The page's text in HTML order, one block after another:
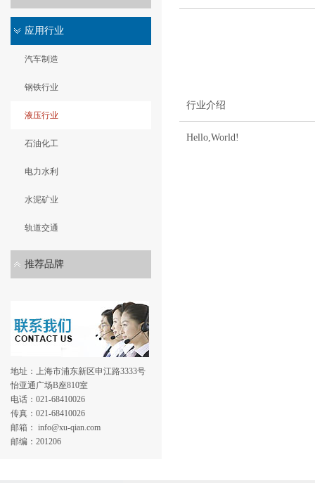
应用行业
汽车制造
钢铁行业
液压行业
石油化工
电力水利
水泥矿业
轨道交通
推荐品牌
地址：上海市浦东新区申江路3333号
怡亚通广场B座810室
电话：021-68410026
传真：021-68410026
邮箱： info@xu-qian.com
邮编：201206
行业介绍
Hello,World!